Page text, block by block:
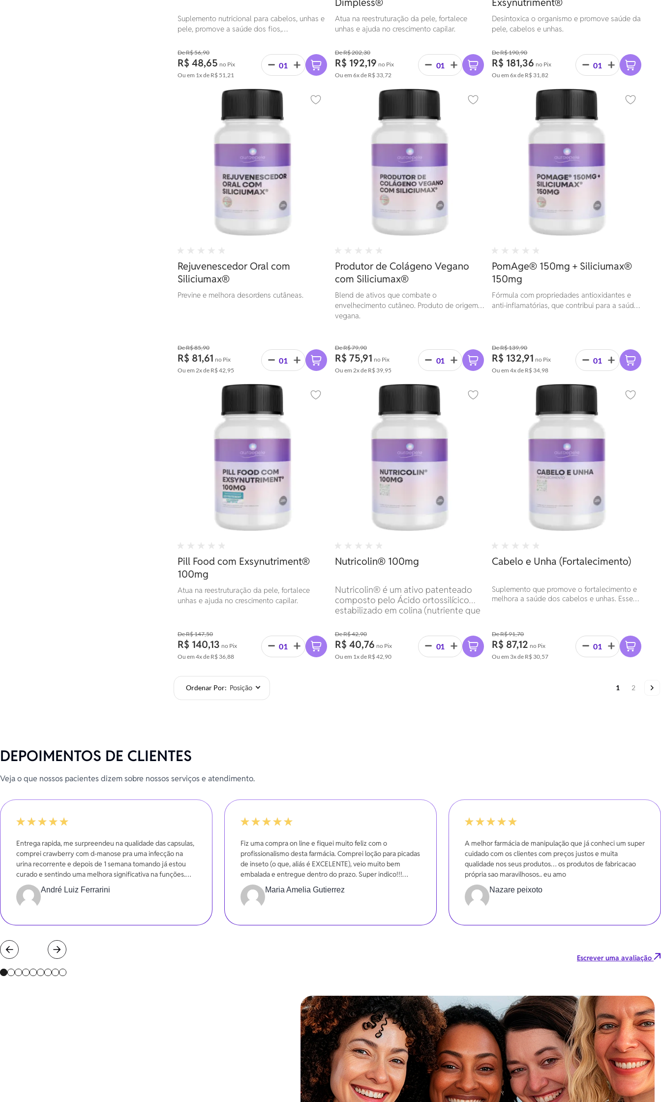
Suplemento nutricional para cabelos, unhas e
pele, promove a saúde dos fios,
pele.R$ 56,90
R$ 48,65 no Pix
Ou em 1xde R$ 51,21
Dimpless®
Atua na reestruturação da pele, fortalece
unhas e ajuda no crescimento capilar.
R$ 202,30
R$ 192,19 no Pix
Ou em 6xde R$ 33,72
Exsynutriment®
Desintoxica o organismo e promove saúde da
pele, cabelos e unhas.
R$ 190,90
R$ 181,36 no Pix
Ou em6xde R$ 31,82
Rejuvenescedor Oral com
Siliciumax®
Previne e melhora desordens cutâneas.
Adicionar aos favoritos
R$ 85,90
R$ 81,61 no Pix
Ou em 2xde R$ 42,95
Produtor de Colágeno Vegano
com Siliciumax®
Blend de ativos que combate o
envelhecimento cutâneo. Produto de origem
vegana.
Adicionar aos favoritos
R$ 79,90
R$ 75,91 no Pix
Ou em 2xde R$ 39,95
PomAge® 150mg + Siliciumax®
150mg
Fórmula com propriedades antioxidantes e
anti-inflamatórias, que contribui para a saúde
Adicionar
R$ 139,90
R$ 132,91 no Pix
Ou em4xde R$ 34,98
Pill Food com Exsynutriment®
100mg
Atua na reestruturação da pele, fortalece
unhas e ajuda no crescimento capilar.
Adicionar aos favoritos
R$ 147,50
R$ 140,13 no Pix
Ou em 4xde R$ 36,88
Nutricolin® 100mg
Nutricolin® é um ativo patenteado
composto pelo Ácido ortossilícico
estabilizado em colina (nutriente que
com alta biodisponibilidade de silício.
Adicionar aos favoritos
R$ 42,90
R$ 40,76 no Pix
Ou em 1xde R$ 42,90
Cabelo e Unha (Fortalecimento)
Suplemento que promove o fortalecimento e
melhora a saúde dos cabelos e unhas. Esses
cabelos e fortalecer as unhas, além de
contribuir para a saúde da pele.
Adicionar
R$ 91,70
R$ 87,12 no Pix
Ou em 3xde R$ 30,57
Ordenar Por Página
Você esta
1 Página
2
DEPOIMENTOS DE CLIENTES
Veja o que nossos pacientes dizem sobre nossos serviços e atendimento.
Entrega rapida, me surpreendeu na qualidade das capsulas,
comprei crawberry com d-manose pra uma infecção na
urina recorrente e depois de 1 semana tomando já estou
curado e sentindo uma melhora significativa na funções.
Gratidão
André Luiz Ferrarini
Fiz uma compra on line e fiquei muito feliz com o
profissionalismo desta farmácia. Comprei loção para picadas
de inseto (o que, aliás é EXCELENTE), veio muito bem
embalada e entregue dentro do prazo. Super indico!!!
Gratidão!!!
Maria Amelia Gutierrez
A melhor farmácia de manipulação que já conheci um super
cuidado com os clientes com preços justos e muita
qualidade nos seus produtos… os produtos de fabricacao
própria sao maravilhosos.. eu amo
Nazare peixoto
Escrever uma avaliação